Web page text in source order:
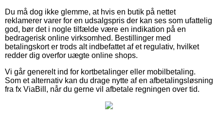
Du må dog ikke glemme, at hvis en butik på nettet
reklamerer varer for en udsalgspris der kan ses som ufattelig
god, bør det i nogle tilfælde være en indikation på en
bedragerisk online virksomhed. Bestillinger med
betalingskort er trods alt indbefattet af et regulativ, hvilket
redder dig overfor uægte online shops.
Vi går generelt ind for kortbetalinger eller mobilbetaling.
Som et alternativ kan du drage nytte af en afbetalingsløsning
fra fx ViaBill, når du gerne vil afbetale regningen over tid.